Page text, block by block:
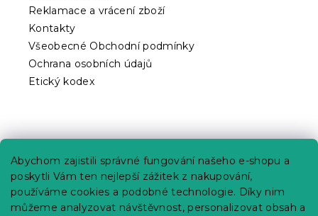
Abychom zajistili správné fungování našeho e-shopu a
poskytli Vám ten nejlepší zážitek z nakupování,
používáme cookies a podobné technologie. Díky nim
můžeme analyzovat návštěvnost, personalizovat obsah a
Reklamace a vrácení zboží
Kontakty
Všeobecné Obchodní podmínky
Ochrana osobních údajů
Etický kodex
Kariéra
Poptávky a B2B spolupráce